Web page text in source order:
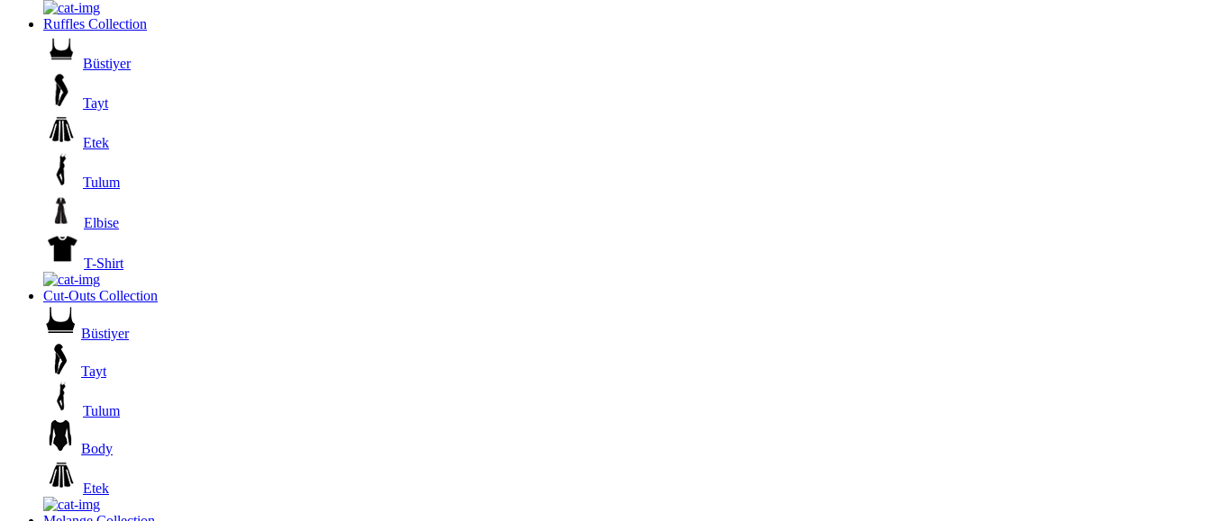
Ruffles Collection
Büstiyer
Tayt
Etek
Tulum
Elbise
T-Shirt
Cut-Outs Collection
Büstiyer
Tayt
Tulum
Body
Etek